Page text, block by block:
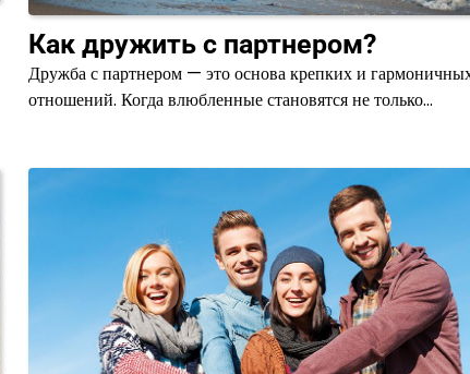
Как дружить с партнером?
Дружба с партнером — это основа крепких и
отношений. Когда влюбленные становятся не только…